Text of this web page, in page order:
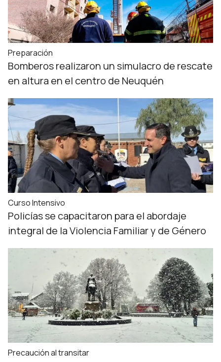
Preparación
Bomberos realizaron un simulacro de rescate
en altura en el centro de Neuquén
Curso Intensivo
Policías se capacitaron para el abordaje
integral de la Violencia Familiar y de Género
Precaución al transitar